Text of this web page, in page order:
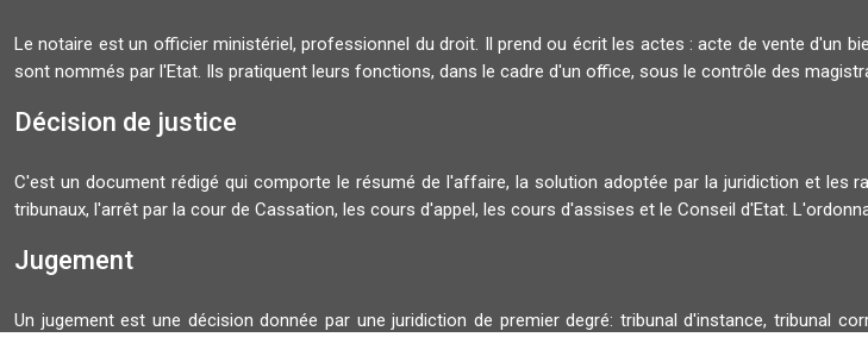
Le notaire est un officier ministériel, professionnel du droit. Il prend ou écrit les actes : acte de vente d'un
sont nommés par l'Etat. Ils pratiquent leurs fonctions, dans le cadre d'un office, sous le contrôle des
Décision de justice
C'est un document rédigé qui comporte le résumé de l'affaire, la solution adoptée par la juridiction et
tribunaux, l'arrêt par la cour de Cassation, les cours d'appel, les cours d'assises et le Conseil d'Etat.
Jugement
Un jugement est une décision donnée par une juridiction de premier degré: tribunal d'instance, tribunal